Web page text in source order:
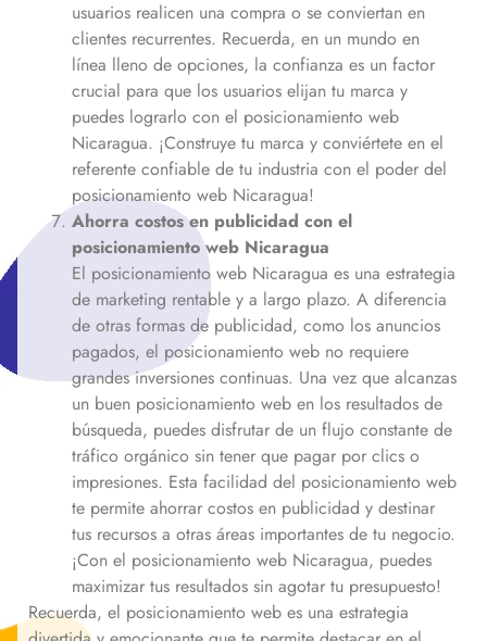
usuarios realicen una compra o se conviertan en
clientes recurrentes. Recuerda, en un mundo en
línea lleno de opciones, la confianza es un factor
crucial para que los usuarios elijan tu marca y
puedes lograrlo con el posicionamiento web
Nicaragua. ¡Construye tu marca y conviértete en el
referente confiable de tu industria con el poder del
posicionamiento web Nicaragua!
Ahorra costos en publicidad con el
posicionamiento web Nicaragua
El posicionamiento web Nicaragua es una estrategia
de marketing rentable y a largo plazo. A diferencia
de otras formas de publicidad, como los anuncios
pagados, el posicionamiento web no requiere
grandes inversiones continuas. Una vez que alcanzas
un buen posicionamiento web en los resultados de
búsqueda, puedes disfrutar de un flujo constante de
tráfico orgánico sin tener que pagar por clics o
impresiones. Esta facilidad del posicionamiento web
te permite ahorrar costos en publicidad y destinar
tus recursos a otras áreas importantes de tu negocio.
¡Con el posicionamiento web Nicaragua, puedes
maximizar tus resultados sin agotar tu presupuesto!
Recuerda, el posicionamiento web es una estrategia